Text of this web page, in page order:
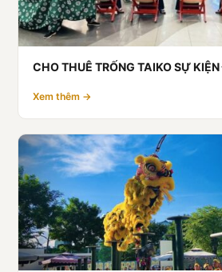
CHO THUÊ TRỐNG TAIKO SỰ
Xem thêm →